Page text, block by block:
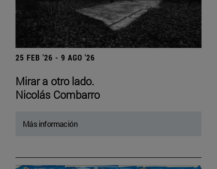
25 FEB '26 - 9 AGO '26
Mirar a otro lado.
Nicolás Combarro
Más información